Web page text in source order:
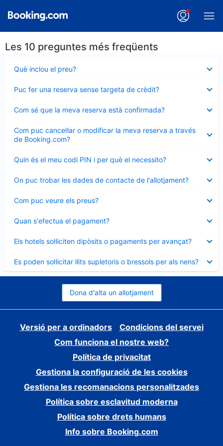
Les 10 preguntes més freqüents
Què inclou el preu?
tancat
Puc fer una reserva sense targeta de crèdit?
tancat
Com sé que la meva reserva està confirmada?
tancat
Com puc cancel·lar o modificar la meva reserva a través
de Booking.com?
tancat
Quin és el meu codi PIN i per què el necessito?
tancat
On puc trobar les dades de contacte de l'allotjament?
tancat
Com puc veure els preus?
tancat
Quan s'efectua el pagament?
tancat
Els hotels sol·liciten dipòsits o pagaments per avançat?
tancat
Es poden sol·licitar llits supletoris o bressols per als nens?
tancat
Dona d'alta un allotjament
Versió per a ordinadors
Condicions del servei
Com funciona el nostre web?
Política de privacitat
Gestiona la configuració de les cookies
Gestiona les recomanacions personalitzades
Política sobre esclavitud moderna
Política sobre drets humans
Info sobre Booking.com